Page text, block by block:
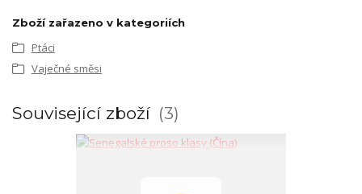
Zboží zařazeno v kategoriích
Ptáci
Vaječné směsi
Související zboží 3